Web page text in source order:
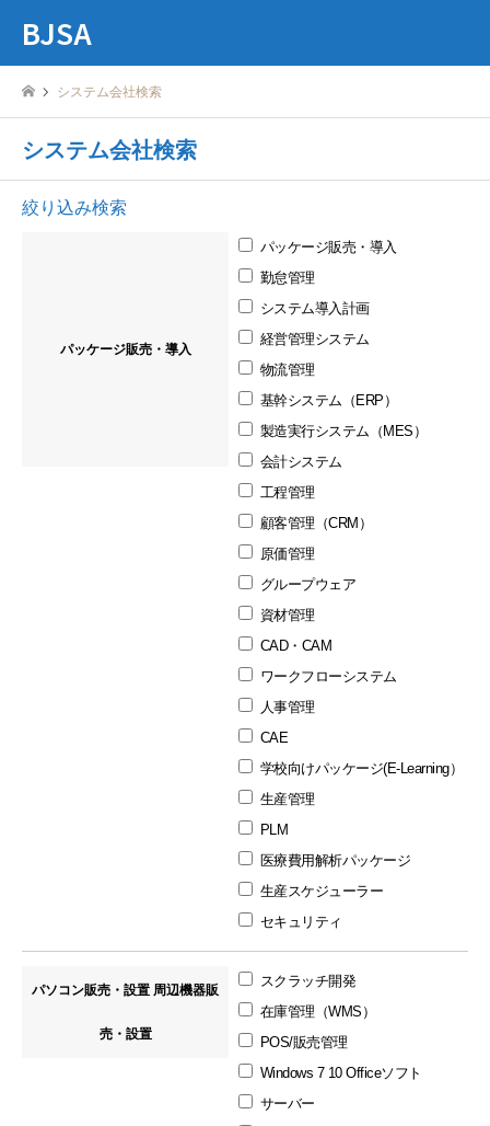
BJSA
システム会社検索
システム会社検索
絞り込み検索
パッケージ販売・導入
パッケージ販売・導入
勤怠管理
システム導⼊計画
経営管理システム
物流管理
基幹システム（ERP）
製造実行システム（MES）
会計システム
工程管理
顧客管理（CRM）
原価管理
グループウェア
資材管理
CAD・CAM
ワークフローシステム
人事管理
CAE
学校向けパッケージ(E-Learning）
生産管理
PLM
医療費用解析パッケージ
生産スケジューラー
セキュリティ
パソコン販売・設置 周辺機器販
売・設置
スクラッチ開発
在庫管理（WMS）
POS/販売管理
Windows 7 10 Officeソフト
サーバー